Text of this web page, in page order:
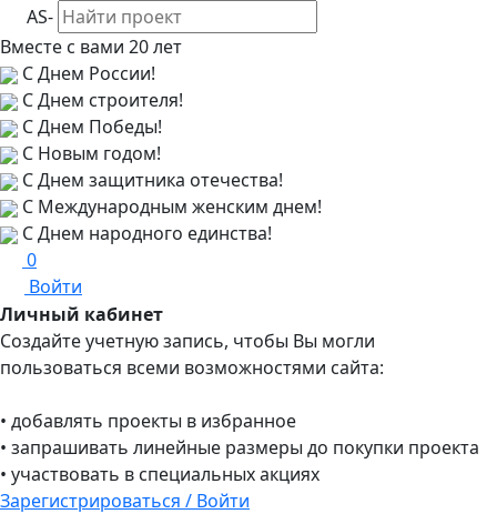
AS-
Вместе с вами 20 лет
С Днем России!
С Днем строителя!
С Днем Победы!
С Новым годом!
С Днем защитника отечества!
С Международным женским днем!
С Днем народного единства!
0
Войти
Личный кабинет
Создайте учетную запись, чтобы Вы могли
пользоваться всеми возможностями сайта:
• добавлять проекты в избранное
• запрашивать линейные размеры до покупки проекта
• участвовать в специальных акциях
Зарегистрироваться / Войти